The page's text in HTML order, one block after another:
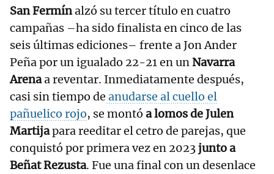
San Fermínalzó su tercer título en cuatro
campañas –ha sido finalista en cinco de las
seis últimas ediciones– frente a Jon Ander
Peña por un igualado 22-21 en un Navarra
Arenaa reventar. Inmediatamente después,
casi sin tiempo de anudarse al cuello el
pañuelico rojo, se montó a lomos de Julen
Martijapara reeditar el cetro de parejas, que
conquistó por primera vez en 2023junto a
Beñat Rezusta. Fue una final con un desenlace